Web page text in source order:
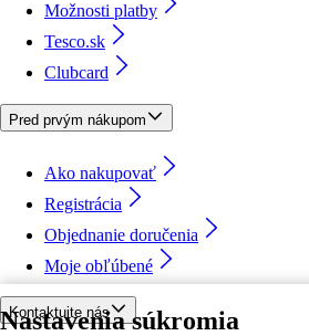
Nastavenia súkromia
Možnosti platby
Tesco.sk
Clubcard
Pred prvým nákupom
Ako nakupovať
Registrácia
Objednanie doručenia
Moje obľúbené
Kontaktujte nás